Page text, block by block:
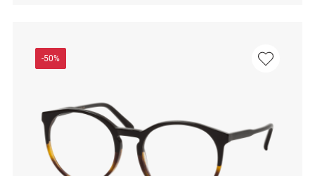
-50%